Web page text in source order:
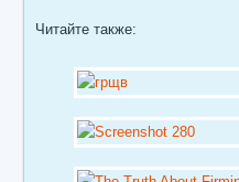
Читайте также: